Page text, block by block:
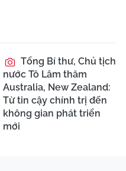
Tổng Bí thư, Chủ tịch
nước Tô Lâm thăm
Australia, New Zealand:
Từ tin cậy chính trị đến
không gian phát triển
mới